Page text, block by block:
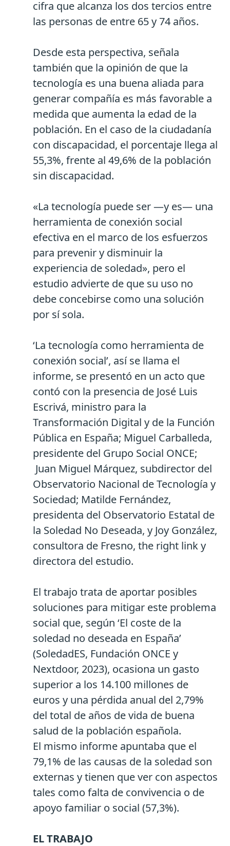
cifra que alcanza los dos tercios entre
las personas de entre 65 y 74 años.
Desde esta perspectiva, señala
también que la opinión de que la
tecnología es una buena aliada para
generar compañía es más favorable a
medida que aumenta la edad de la
población. En el caso de la ciudadanía
con discapacidad, el porcentaje llega al
55,3%, frente al 49,6% de la población
sin discapacidad.
«La tecnología puede ser —y es— una
herramienta de conexión social
efectiva en el marco de los esfuerzos
para prevenir y disminuir la
experiencia de soledad», pero el
estudio advierte de que su uso no
debe concebirse como una solución
por sí sola.
‘La tecnología como herramienta de
conexión social’, así se llama el
informe, se presentó en un acto que
contó con la presencia de José Luis
Escrivá, ministro para la
Transformación Digital y de la Función
Pública en España; Miguel Carballeda,
presidente del Grupo Social ONCE;
Juan Miguel Márquez, subdirector del
Observatorio Nacional de Tecnología y
Sociedad; Matilde Fernández,
presidenta del Observatorio Estatal de
la Soledad No Deseada, y Joy González,
consultora de Fresno, the right link y
directora del estudio.
El trabajo trata de aportar posibles
soluciones para mitigar este problema
social que, según ‘El coste de la
soledad no deseada en España’
(SoledadES, Fundación ONCE y
Nextdoor, 2023), ocasiona un gasto
superior a los 14.100 millones de
euros y una pérdida anual del 2,79%
del total de años de vida de buena
salud de la población española.
El mismo informe apuntaba que el
79,1% de las causas de la soledad son
externas y tienen que ver con aspectos
tales como falta de convivencia o de
apoyo familiar o social (57,3%).
EL TRABAJO